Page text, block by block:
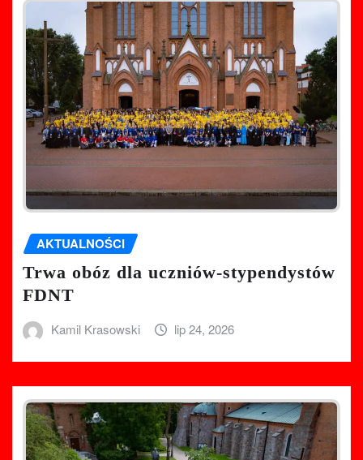
AKTUALNOŚCI
Trwa obóz dla uczniów-stypendystów
FDNT
Kamil Krasowski lip 24, 2026